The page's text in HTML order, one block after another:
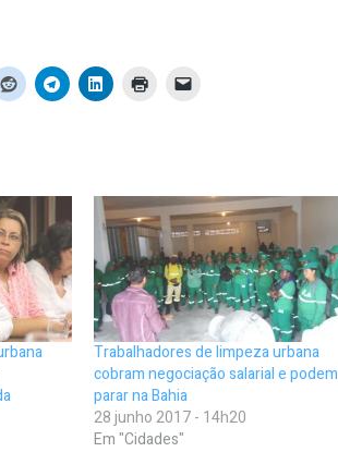
Trabalhadores de limpeza urbana
cobram negociação salarial e podem
parar na Bahia
28 junho 2017 - 14h20
Em "Cidades"